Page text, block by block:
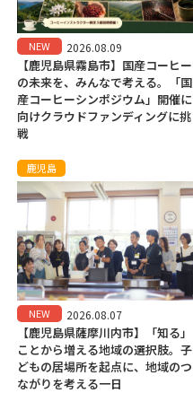
NEW 2026.08.09
【鹿児島県霧島市】国産コーヒー
の未来を、みんなで考える。「国
産コーヒーシンポジウム」開催に
向けクラウドファンディングに挑
戦
鹿児島
NEW 2026.08.07
【鹿児島県薩摩川内市】「知る」
ことから増える地域の選択肢。子
どもの居場所を起点に、地域のつ
ながりを考える一日